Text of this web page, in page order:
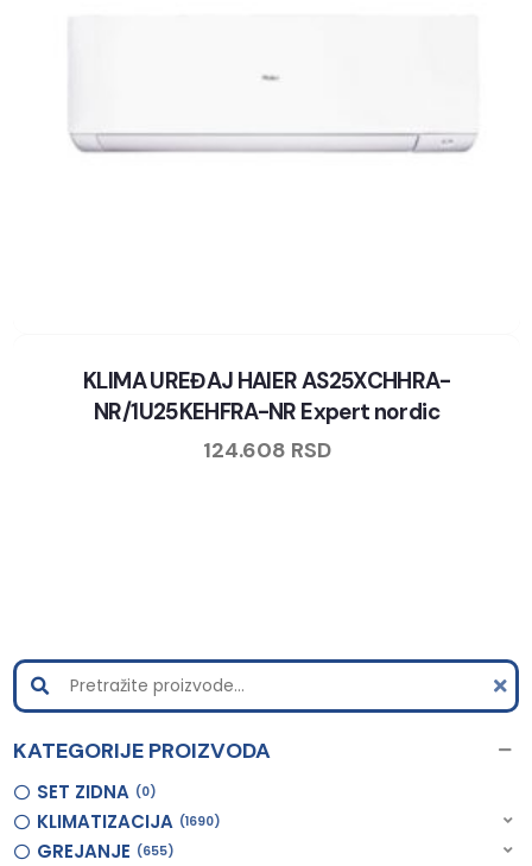
KLIMA UREĐAJ HAIER AS25XCHHRA-
NR/1U25KEHFRA-NR Expert nordic
124.608 RSD
KATEGORIJE PROIZVODA
SET ZIDNA 0
KLIMATIZACIJA 1690
GREJANJE 655